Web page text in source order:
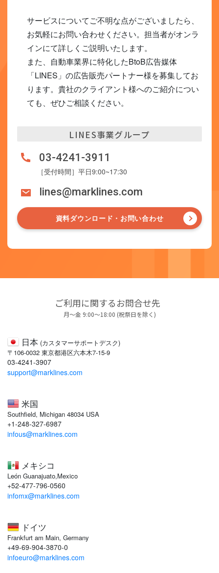
サービスについてご不明な点がございましたら、
お気軽にお問い合わせください。担当者がオンラ
インにて詳しくご説明いたします。
また、自動車業界に特化したBtoB広告媒体
「LINES」の広告販売パートナー様を募集してお
ります。貴社のクライアント様へのご紹介につい
ても、ぜひご相談ください。
LINES事業グループ
03-4241-3911
［受付時間］平日9:00~17:30
lines@marklines.com
資料ダウンロード・お問い合わせ
ご利用に関するお問合せ先
月～金 9:00～18:00 (祝祭日を除く)
日本 (カスタマーサポートデスク)
〒106-0032 東京都港区六本木7-15-9
03-4241-3907
support@marklines.com
米国
Southfield, Michigan 48034 USA
+1-248-327-6987
infous@marklines.com
メキシコ
León Guanajuato,Mexico
+52-477-796-0560
infomx@marklines.com
ドイツ
Frankfurt am Main, Germany
+49-69-904-3870-0
infoeuro@marklines.com